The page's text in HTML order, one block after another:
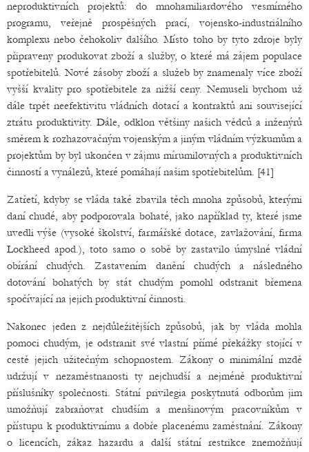
neproduktivních projektů: do mnohamiliardového vesmírného
programu, veřejně prospěšných prací, vojensko-industriálního
komplexu nebo čehokoliv dalšího. Místo toho by tyto zdroje byly
připraveny produkovat zboží a služby, o které má zájem populace
spotřebitelů. Nové zásoby zboží a služeb by znamenaly více zboží
vyšší kvality pro spotřebitele za nižší ceny. Nemuseli bychom už
dále trpět neefektivitu vládních dotací a kontraktů ani související
ztrátu produktivity. Dále, odklon většiny našich vědců a inženýrů
směrem k rozhazovačným vojenským a jiným vládním výzkumům a
projektům by byl ukončen v zájmu mírumilovných a produktivních
činností a vynálezů, které pomáhají našim spotřebitelům. [41]
Zatřetí, kdyby se vláda také zbavila těch mnoha způsobů, kterými
daní chudé, aby podporovala bohaté, jako například ty, které jsme
uvedli výše (vysoké školství, farmářské dotace, zavlažování, firma
Lockheed apod.), toto samo o sobě by zastavilo úmyslné vládní
obírání chudých. Zastavením danění chudých a následného
dotování bohatých by stát chudým pomohl odstranit břemena
spočívající na jejich produktivní činnosti.
Nakonec jeden z nejdůležitějších způsobů, jak by vláda mohla
pomoci chudým, je odstranit své vlastní přímé překážky stojící v
cestě jejich užitečným schopnostem. Zákony o minimální mzdě
udržují v nezaměstnanosti ty nejchudší a nejméně produktivní
příslušníky společnosti. Státní privilegia poskytnutá odborům jim
umožňují zabraňovat chudším a menšinovým pracovníkům v
přístupu k produktivnímu a dobře placenému zaměstnání. Zákony
o licencích, zákaz hazardu a další státní restrikce znemožňují